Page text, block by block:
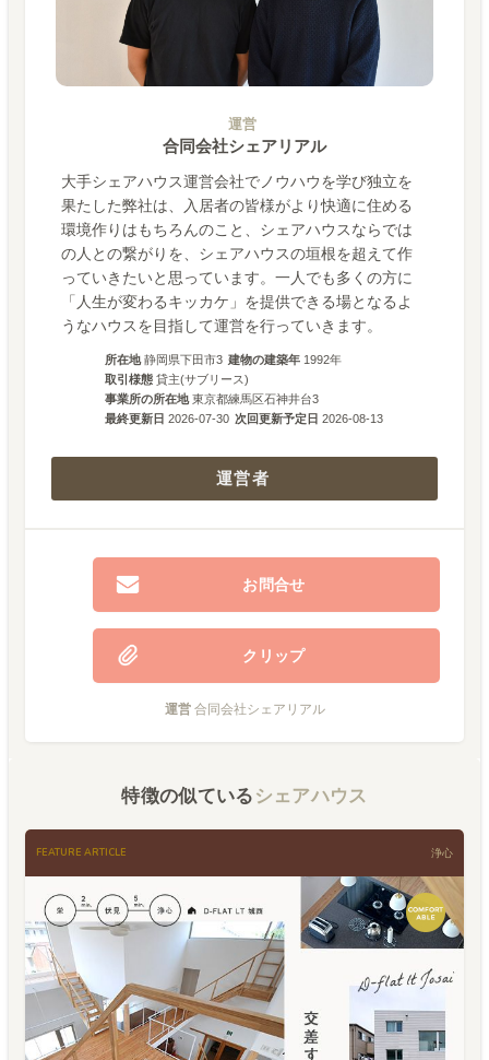
運営
合同会社シェアリアル
大手シェアハウス運営会社でノウハウを学び独立を
果たした弊社は、入居者の皆様がより快適に住める
環境作りはもちろんのこと、シェアハウスならでは
の人との繋がりを、シェアハウスの垣根を超えて作
っていきたいと思っています。一人でも多くの方に
「人生が変わるキッカケ」を提供できる場となるよ
うなハウスを目指して運営を行っていきます。
所在地 静岡県下田市3 建物の建築年 1992年
取引様態 貸主(サブリース)
事業所の所在地 東京都練馬区石神井台3
最終更新日 2026-07-30 次回更新予定日 2026-08-13
運営者
お問合せ
クリップ
運営 合同会社シェアリアル
特徴の似ている シェアハウス
FEATURE ARTICLE 浄心